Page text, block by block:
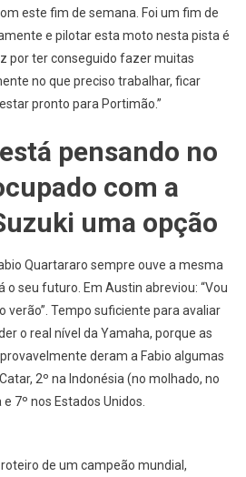
este fim de semana. Foi um fim de
e pilotar esta moto nesta pista é
por ter conseguido fazer muitas
no que preciso trabalhar, ficar
pronto para Portimão.”
pensando no
com a
uma opção
Quartararo sempre ouve a mesma
o seu futuro. Em Austin abreviou: “Vou
verão”. Tempo suficiente para avaliar
o real nível da Yamaha, porque as
deram a Fabio algumas
2º na Indonésia (no molhado, no
7º nos Estados Unidos.
de um campeão mundial,